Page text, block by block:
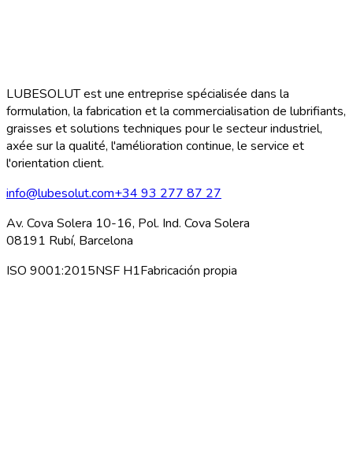
LUBESOLUT est une entreprise spécialisée dans la
formulation, la fabrication et la commercialisation de lubrifiants,
graisses et solutions techniques pour le secteur industriel,
axée sur la qualité, l'amélioration continue, le service et
l'orientation client.
info@lubesolut.com+34 93 277 87 27
Av. Cova Solera 10-16, Pol. Ind. Cova Solera
08191 Rubí, Barcelona
ISO 9001:2015NSF H1Fabricación propia